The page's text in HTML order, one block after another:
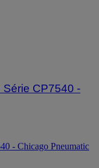
CP7540 -
- Chicago Pneumatic